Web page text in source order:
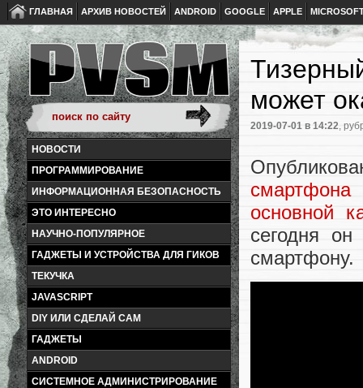
ГЛАВНАЯ АРХИВ НОВОСТЕЙ ANDROID GOOGLE APPLE
НОВОСТИ
ПРОГРАММИРОВАНИЕ
ИНФОРМАЦИОННАЯ БЕЗОПАСНОСТЬ
ЭТО ИНТЕРЕСНО
НАУЧНО-ПОПУЛЯРНОЕ
ГАДЖЕТЫ И УСТРОЙСТВА ДЛЯ ГИКОВ
ТЕКУЧКА
JAVASCRIPT
DIY ИЛИ СДЕЛАЙ САМ
ГАДЖЕТЫ
ANDROID
СИСТЕМНОЕ АДМИНИСТРИРОВАНИЕ
может
2019-07-01 в 14:22,
основной
сегодня
смартфону.